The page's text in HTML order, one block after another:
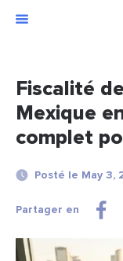
Fiscalité
Mexique
complet
Posté le May 3,
Partager en